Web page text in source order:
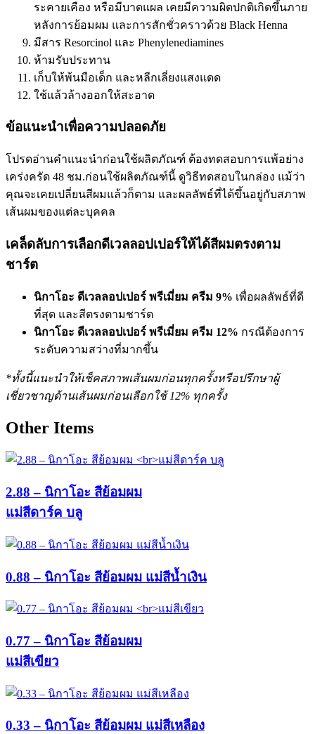
ระคายเคือง หรือมีบาดแผล เคยมีความผิดปกติเกิดขึ้นภาย
หลังการย้อมผม และการสักชั่วคราวด้วย Black Henna
มีสาร Resorcinol และ Phenylenediamines
ห้ามรับประทาน
เก็บให้พ้นมือเด็ก และหลีกเลี่ยงแสงแดด
ใช้แล้วล้างออกให้สะอาด
ข้อแนะนำเพื่อความปลอดภัย
โปรดอ่านคำแนะนำก่อนใช้ผลิตภัณฑ์ ต้องทดสอบการแพ้อย่าง
เคร่งครัด 48 ชม.ก่อนใช้ผลิตภัณฑ์นี้ ดูวิธีทดสอบในกล่อง แม้ว่า
คุณจะเคยเปลี่ยนสีผมแล้วก็ตาม และผลลัพธ์ที่ได้ขึ้นอยู่กับสภาพ
เส้นผมของแต่ละบุคคล
เคล็ดลับการเลือกดีเวลลอปเปอร์ให้ได้สีผมตรงตาม
ชาร์ต
นิกาโอะ ดีเวลลอปเปอร์ พรีเมี่ยม ครีม 9% เพื่อผลลัพธ์ที่ดี
ที่สุด และสีตรงตามชาร์ต
นิกาโอะ ดีเวลลอปเปอร์ พรีเมี่ยม ครีม 12% กรณีต้องการ
ระดับความสว่างที่มากขึ้น
*ทั้งนี้แนะนำให้เช็คสภาพเส้นผมก่อนทุกครั้งหรือปรึกษาผู้
เชี่ยวชาญด้านเส้นผมก่อนเลือกใช้ 12% ทุกครั้ง
Other Items
2.88 – นิกาโอะ สีย้อมผม
แม่สีดาร์ค บลู
0.88 – นิกาโอะ สีย้อมผม แม่สีน้ำเงิน
0.77 – นิกาโอะ สีย้อมผม
แม่สีเขียว
0.33 – นิกาโอะ สีย้อมผม แม่สีเหลือง